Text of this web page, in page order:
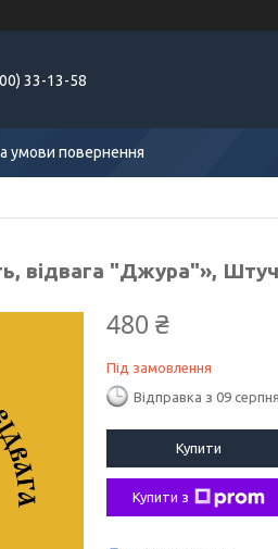
33-13-58
умови повернення
відвага "Джура"»,
480 ₴
Під замовлення
Відправка з 09
Купити
Купити з